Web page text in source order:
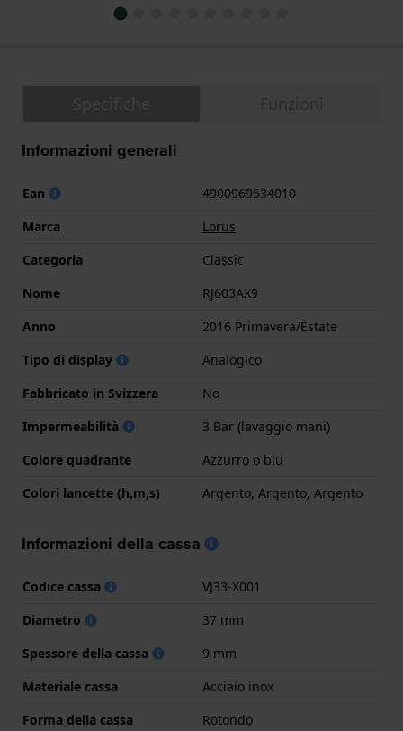
Informazioni generali
Ean
4900969534010
Marca
Lorus
Categoria
Classic
Nome
RJ603AX9
Anno
2016 Primavera/Estate
Tipo di display
Analogico
Fabbricato in Svizzera
No
Impermeabilità
3 Bar (lavaggio mani)
Colore quadrante
Azzurro o blu
Colori lancette (h,m,s)
Argento, Argento, Argento
Informazioni della cassa
Codice cassa
VJ33-X001
Diametro
37 mm
Spessore della cassa
9 mm
Materiale cassa
Acciaio inox
Forma della cassa
Rotondo